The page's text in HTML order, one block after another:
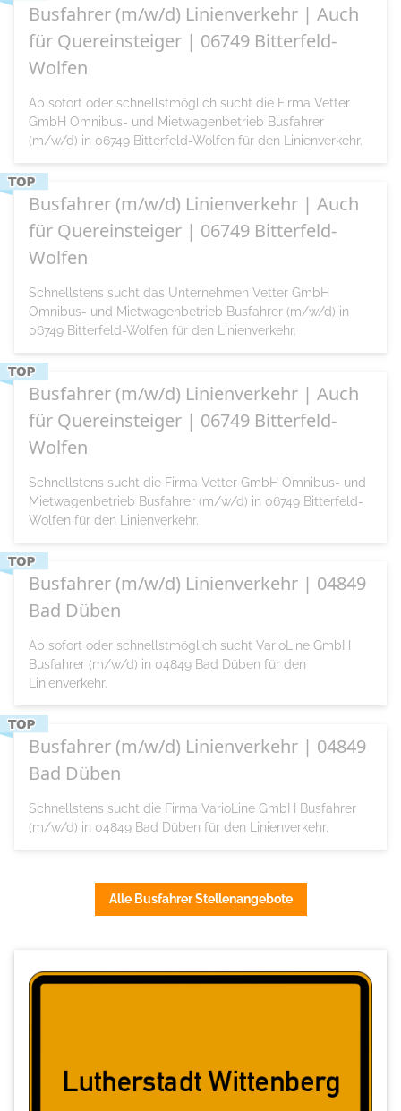
Busfahrer (m/w/d) Linienverkehr | Auch
für Quereinsteiger | 06749 Bitterfeld-
Wolfen
Ab sofort oder schnellstmöglich sucht die Firma Vetter
GmbH Omnibus- und Mietwagenbetrieb Busfahrer
(m/w/d) in 06749 Bitterfeld-Wolfen für den Linienverkehr.
Busfahrer (m/w/d) Linienverkehr | Auch
für Quereinsteiger | 06749 Bitterfeld-
Wolfen
Schnellstens sucht das Unternehmen Vetter GmbH
Omnibus- und Mietwagenbetrieb Busfahrer (m/w/d) in
06749 Bitterfeld-Wolfen für den Linienverkehr.
Busfahrer (m/w/d) Linienverkehr | Auch
für Quereinsteiger | 06749 Bitterfeld-
Wolfen
Schnellstens sucht die Firma Vetter GmbH Omnibus- und
Mietwagenbetrieb Busfahrer (m/w/d) in 06749 Bitterfeld-
Wolfen für den Linienverkehr.
Busfahrer (m/w/d) Linienverkehr | 04849
Bad Düben
Ab sofort oder schnellstmöglich sucht VarioLine GmbH
Busfahrer (m/w/d) in 04849 Bad Düben für den
Linienverkehr.
Busfahrer (m/w/d) Linienverkehr | 04849
Bad Düben
Schnellstens sucht die Firma VarioLine GmbH Busfahrer
(m/w/d) in 04849 Bad Düben für den Linienverkehr.
Alle Busfahrer Stellenangebote